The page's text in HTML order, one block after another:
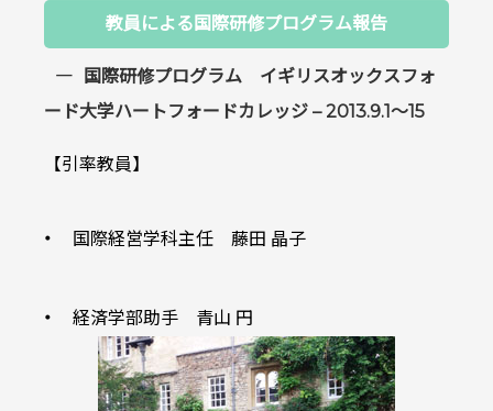
教員による国際研修プログラム報告
国際研修プログラム イギリスオックスフォ
ード大学ハートフォードカレッジ – 2013.9.1～15
【引率教員】
国際経営学科主任 藤田 晶子
経済学部助手 青山 円